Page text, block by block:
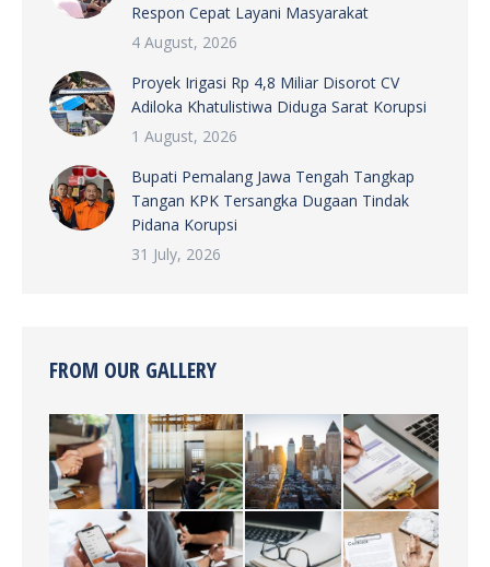
Respon Cepat Layani Masyarakat
4 August, 2026
Proyek Irigasi Rp 4,8 Miliar Disorot CV
Adiloka Khatulistiwa Diduga Sarat Korupsi
1 August, 2026
Bupati Pemalang Jawa Tengah Tangkap
Tangan KPK Tersangka Dugaan Tindak
Pidana Korupsi
31 July, 2026
FROM OUR GALLERY